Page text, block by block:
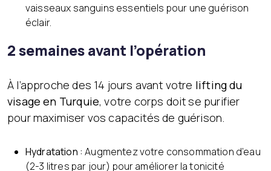
vaisseaux sanguins essentiels pour une guérison
éclair.
2 semaines avant l’opération
À l’approche des 14 jours avant votre lifting du
visage en Turquie, votre corps doit se purifier
pour maximiser vos capacités de guérison.
Hydratation : Augmentez votre consommation d’eau
(2-3 litres par jour) pour améliorer la tonicité